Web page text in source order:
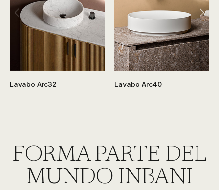
Lavabo Arc32 Lavabo Arc40
FORMA PARTE DEL
MUNDO INBANI